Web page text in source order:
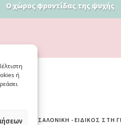
ή
Ο χώρος φροντίδας της ψυχής
ΘΕΣΣΑΛΟΝΊΚΗ - ΕΙΔΙΚΌΣ